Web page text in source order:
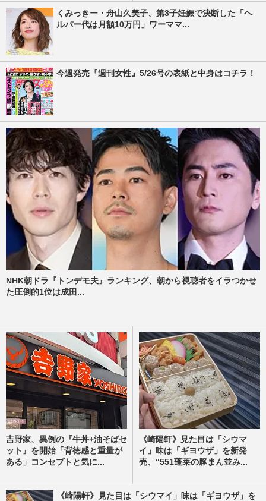
くみっきー・舟山久美子、第3子妊娠で決断した「ヘ
ルパー代は月額10万円」ワーママ...
今週発売『週刊女性』5/26号の表紙と中身はコチラ！
NHK朝ドラ『トンデモ夫』ランキング、朝から視聴者をイラつかせ
た圧倒的1位は成田...
吉野家、異例の『牛丼+油そばセ
ット』を開始「背徳感と重量が
ある」コンセプトと気に...
《崎陽軒》見た目は「シウマ
イ」味は「ギヨウザ」を新発
売、“551蓬莱の豚まん並み...
《崎陽軒》見た目は「シウマイ」味は「ギヨウザ」を